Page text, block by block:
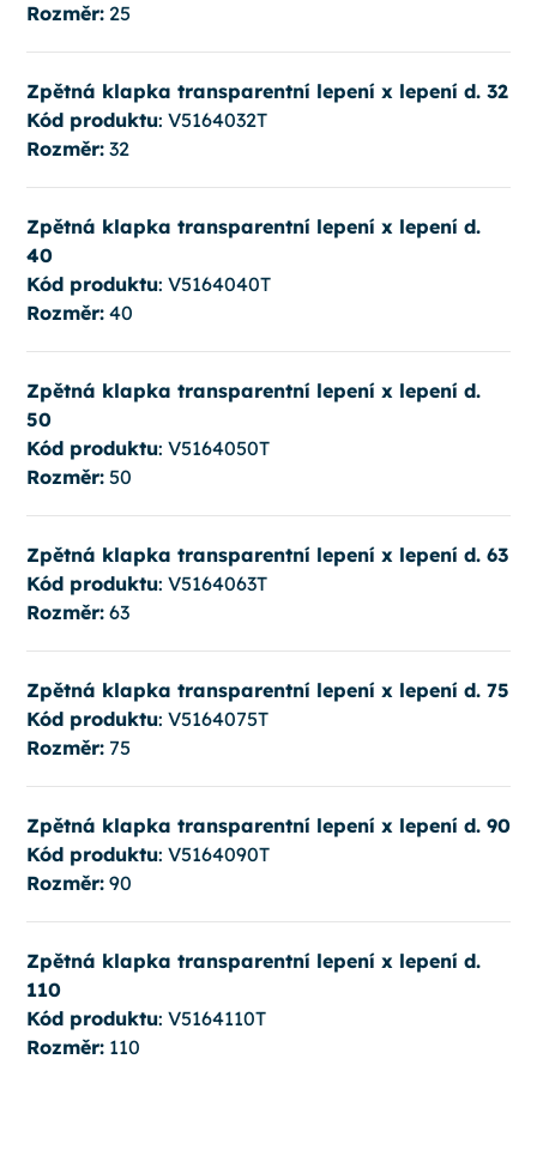
Rozměr:25
Zpětná klapka transparentní lepení x lepení d. 32
Kód produktu: V5164032T
Rozměr:32
Zpětná klapka transparentní lepení x lepení d.
40
Kód produktu: V5164040T
Rozměr:40
Zpětná klapka transparentní lepení x lepení d.
50
Kód produktu: V5164050T
Rozměr:50
Zpětná klapka transparentní lepení x lepení d. 63
Kód produktu: V5164063T
Rozměr:63
Zpětná klapka transparentní lepení x lepení d. 75
Kód produktu: V5164075T
Rozměr:75
Zpětná klapka transparentní lepení x lepení d. 90
Kód produktu: V5164090T
Rozměr:90
Zpětná klapka transparentní lepení x lepení d.
110
Kód produktu: V5164110T
Rozměr:110